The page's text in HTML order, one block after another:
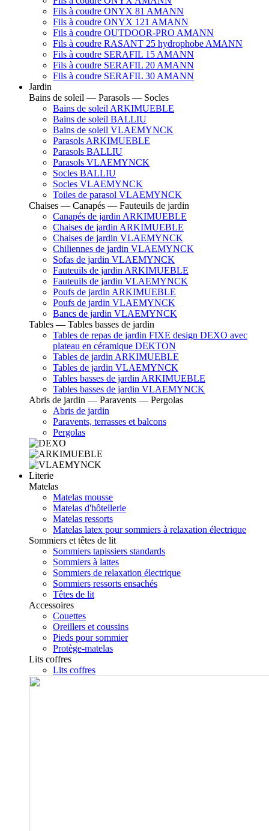
Fils à coudre ONYX 81 AMANN
Fils à coudre ONYX 121 AMANN
Fils à coudre OUTDOOR-PRO AMANN
Fils à coudre RASANT 25 hydrophobe AMANN
Fils à coudre SERAFIL 15 AMANN
Fils à coudre SERAFIL 20 AMANN
Fils à coudre SERAFIL 30 AMANN
Jardin
Bains de soleil — Parasols — Socles
Bains de soleil ARKIMUEBLE
Bains de soleil BALLIU
Bains de soleil VLAEMYNCK
Parasols ARKIMUEBLE
Parasols BALLIU
Parasols VLAEMYNCK
Socles BALLIU
Socles VLAEMYNCK
Toiles de parasol VLAEMYNCK
Chaises — Canapés — Fauteuils de jardin
Canapés de jardin ARKIMUEBLE
Chaises de jardin ARKIMUEBLE
Chaises de jardin VLAEMYNCK
Chiliennes de jardin VLAEMYNCK
Sofas de jardin VLAEMYNCK
Fauteuils de jardin ARKIMUEBLE
Fauteuils de jardin VLAEMYNCK
Poufs de jardin ARKIMUEBLE
Poufs de jardin VLAEMYNCK
Bancs de jardin VLAEMYNCK
Tables — Tables basses de jardin
Tables de repas de jardin FIXE design DEXO avec
plateau en céramique DEKTON
Tables de jardin ARKIMUEBLE
Tables de jardin VLAEMYNCK
Tables basses de jardin ARKIMUEBLE
Tables basses de jardin VLAEMYNCK
Abris de jardin — Paravents — Pergolas
Abris de jardin
Paravents, terrasses et balcons
Pergolas
Literie
Matelas
Matelas mousse
Matelas d'hôtellerie
Matelas ressorts
Matelas latex pour sommiers à relaxation électrique
Sommiers et têtes de lit
Sommiers tapissiers standards
Sommiers à lattes
Sommiers de relaxation électrique
Sommiers ressorts ensachés
Têtes de lit
Accessoires
Couettes
Oreillers et coussins
Pieds pour sommier
Protège-matelas
Lits coffres
Lits coffres